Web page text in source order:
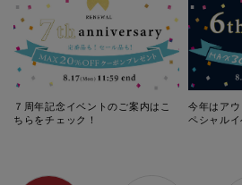
７周年記念イベントのご案内はこ
ちらをチェック！
今年はア
ペシャルイ